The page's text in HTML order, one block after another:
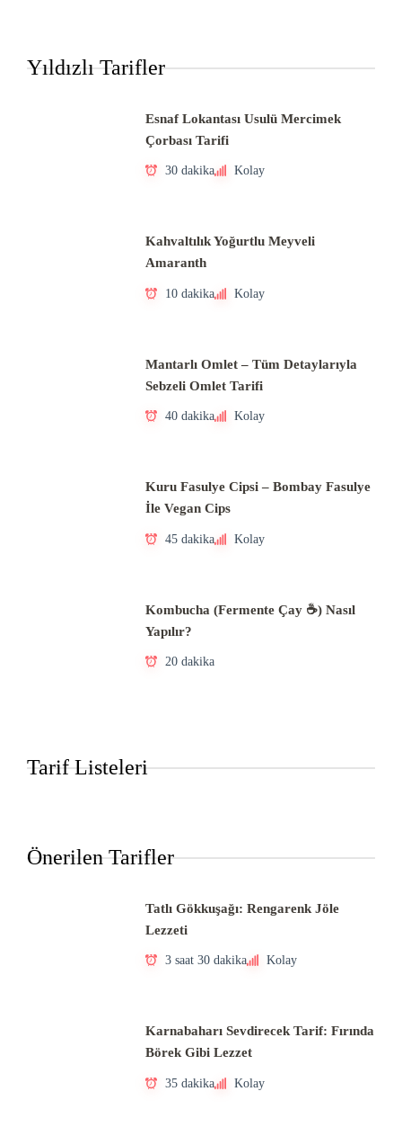
Yıldızlı Tarifler
Esnaf Lokantası Usulü Mercimek
Çorbası Tarifi
30 dakika Kolay
Kahvaltılık Yoğurtlu Meyveli
Amaranth
10 dakika Kolay
Mantarlı Omlet – Tüm Detaylarıyla
Sebzeli Omlet Tarifi
40 dakika Kolay
Kuru Fasulye Cipsi – Bombay Fasulye
İle Vegan Cips
45 dakika Kolay
Kombucha (Fermente Çay ☕) Nasıl
Yapılır?
20 dakika
Tarif Listeleri
Önerilen Tarifler
Tatlı Gökkuşağı: Rengarenk Jöle
Lezzeti
3 saat 30 dakika Kolay
Karnabaharı Sevdirecek Tarif: Fırında
Börek Gibi Lezzet
35 dakika Kolay